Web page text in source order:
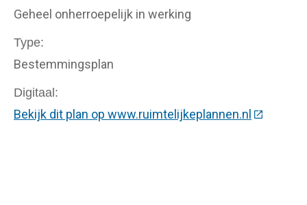
Geheel onherroepelijk in werking
Type
Bestemmingsplan
Digitaal
Bekijk dit plan op www.ruimtelijkeplannen.nl (Deze